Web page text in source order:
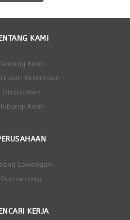
KAMI
Kami
dan Ketentuan
Disclaimer
Kami
Lowongan
Partnership
KERJA